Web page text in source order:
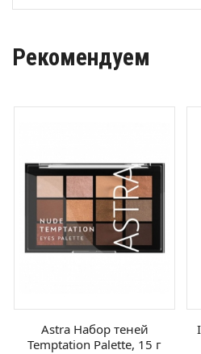
Рекомендуем
Astra Набор теней
Temptation Palette, 15 г